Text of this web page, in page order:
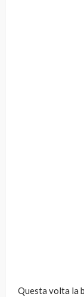
Questa volta la